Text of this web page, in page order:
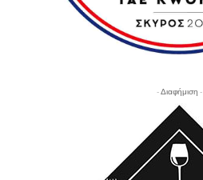
- Διαφήμιση -